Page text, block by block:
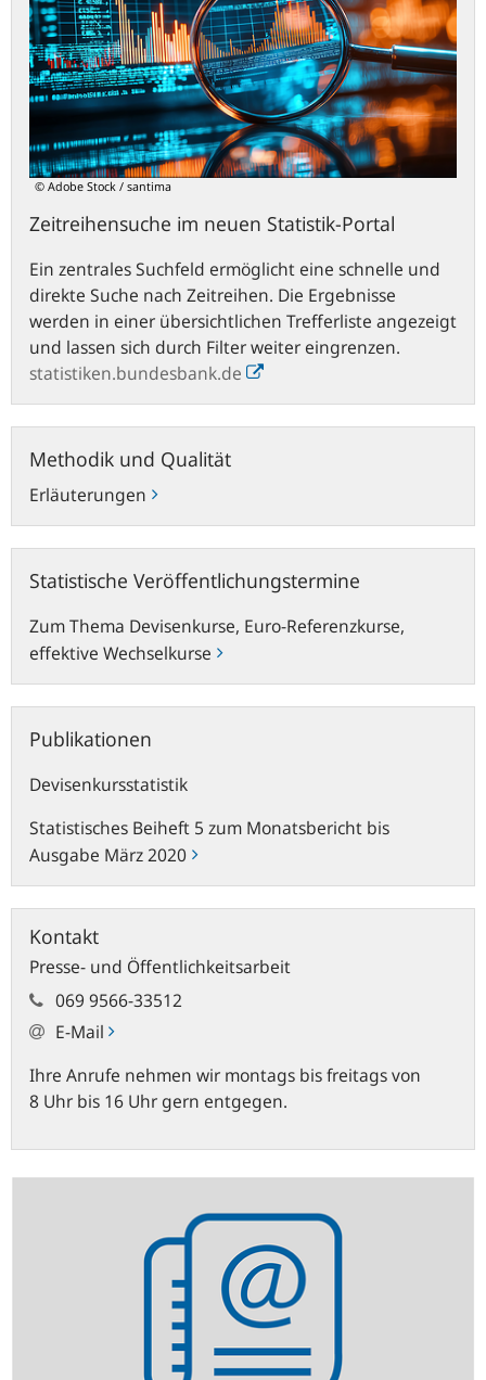
© Adobe Stock / santima
Zeitreihensuche im neuen Statistik-Portal
Ein zentrales Suchfeld ermöglicht eine schnelle und
direkte Suche nach Zeitreihen. Die Ergebnisse
werden in einer übersichtlichen Trefferliste angezeigt
und lassen sich durch Filter weiter eingrenzen.
statistiken.bundesbank.de
Methodik und Qualität
Erläuterungen
und
Qualität
Statistische Veröffentlichungstermine
Zum Thema Devisenkurse, Euro-Referenzkurse,
effektive Wechselkurse
Veröffentlichungstermine
Publikationen
Devisenkursstatistik
Statistisches Beiheft 5 zum Monatsbericht bis
Ausgabe März 2020
Kontakt
Presse- und Öffentlichkeitsarbeit
069 9566-33512
E-Mail
Ihre Anrufe nehmen wir montags bis freitags von
8 Uhr bis 16 Uhr gern entgegen.